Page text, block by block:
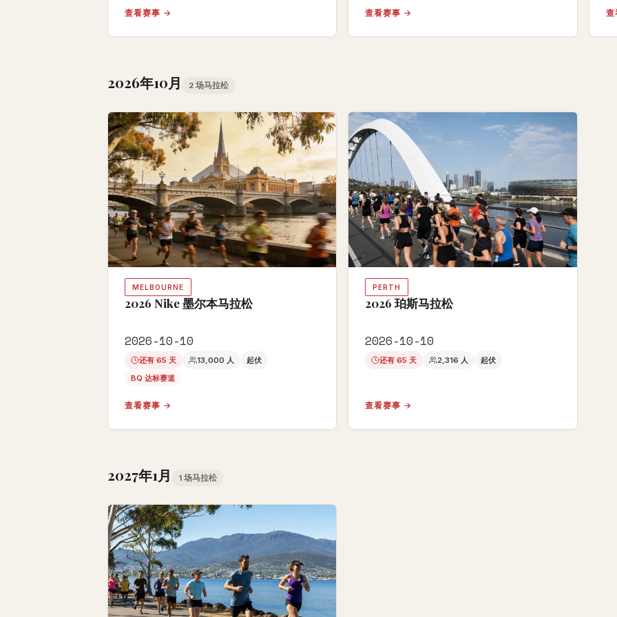
查看赛事 → 查看赛事 → 查
2026年10月 2 场马拉松
MELBOURNE
2026 Nike 墨尔本马拉松
2026-10-10
还有 65 天 13,000 人
起伏
BQ 达标赛道
查看赛事 →
PERTH
2026 珀斯马拉松
2026-10-10
还有 65 天 2,316 人 起伏
查看赛事 →
2027年1月 1 场马拉松